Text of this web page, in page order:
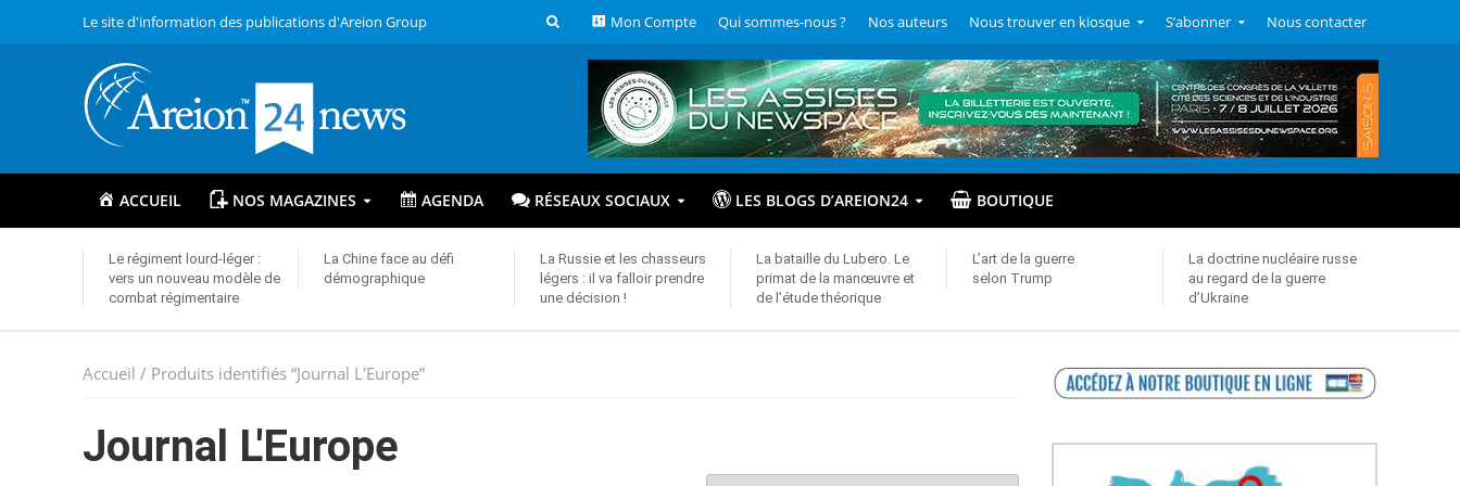
Le site d'information des publications d'Areion Group Mon Compte Qui sommes-nous ? Nos auteurs Nous trouver en kiosque S’abonner Nous contacter
ACCUEIL NOS MAGAZINES AGENDA RÉSEAUX SOCIAUX LES BLOGS D’AREION24 BOUTIQUE
Le régiment lourd-léger :
vers un nouveau modèle de
combat régimentaire
La Chine face au défi
démographique
La Russie et les chasseurs
légers : il va falloir prendre
une décision !
La bataille du Lubero. Le
primat de la manœuvre et
de l’étude théorique
L’art de la guerre
selon Trump
La doctrine nucléaire russe
au regard de la guerre
d’Ukraine
Accueil / Produits identifiés “Journal L'Europe”
Journal L'Europe